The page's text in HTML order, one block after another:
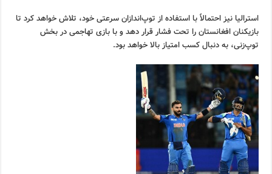
استرالیا نیز احتمالاً با استفاده از توپ‌اندازان سرعتی خود، تلاش خواهد کرد تا
بازیکنان افغانستان را تحت فشار قرار دهد و با بازی تهاجمی در بخش
توپ‌زنی، به دنبال کسب امتیاز بالا خواهد بود.